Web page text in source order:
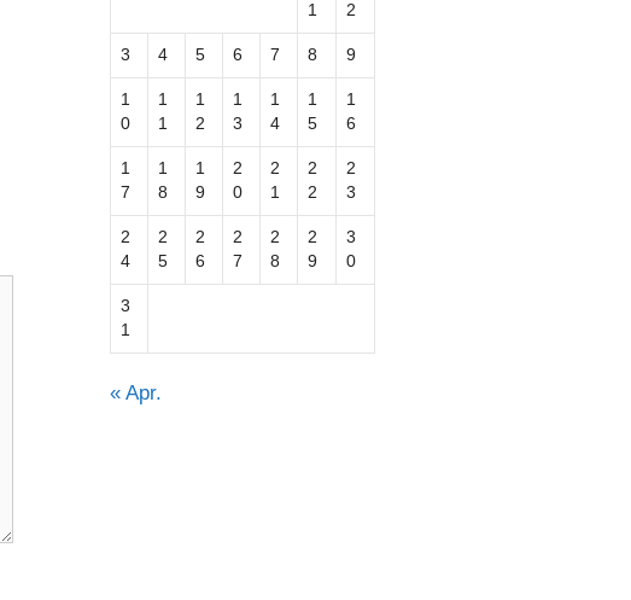
1 2
3 4 5 6 7 8 9
1
0
1
1
1
2
1
3
1
4
1
5
1
6
1
7
1
8
1
9
2
0
2
1
2
2
2
3
2
4
2
5
2
6
2
7
2
8
2
9
3
0
3
1
« Apr.